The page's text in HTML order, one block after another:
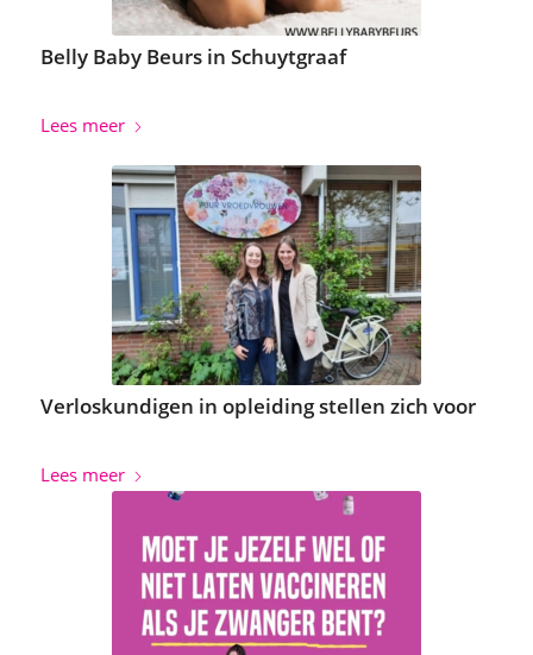
Belly Baby Beurs in Schuytgraaf
Lees meer
Verloskundigen in opleiding stellen zich voor
Lees meer